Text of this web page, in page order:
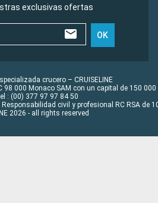
exclusivas ofertas
OK
crucero – CRUISELINE
98 000 Monaco SAM con un capital de 150 000
: (00) 377 97 97 84 50
civil y profesional RC RSA de
2026 - all rights reserved